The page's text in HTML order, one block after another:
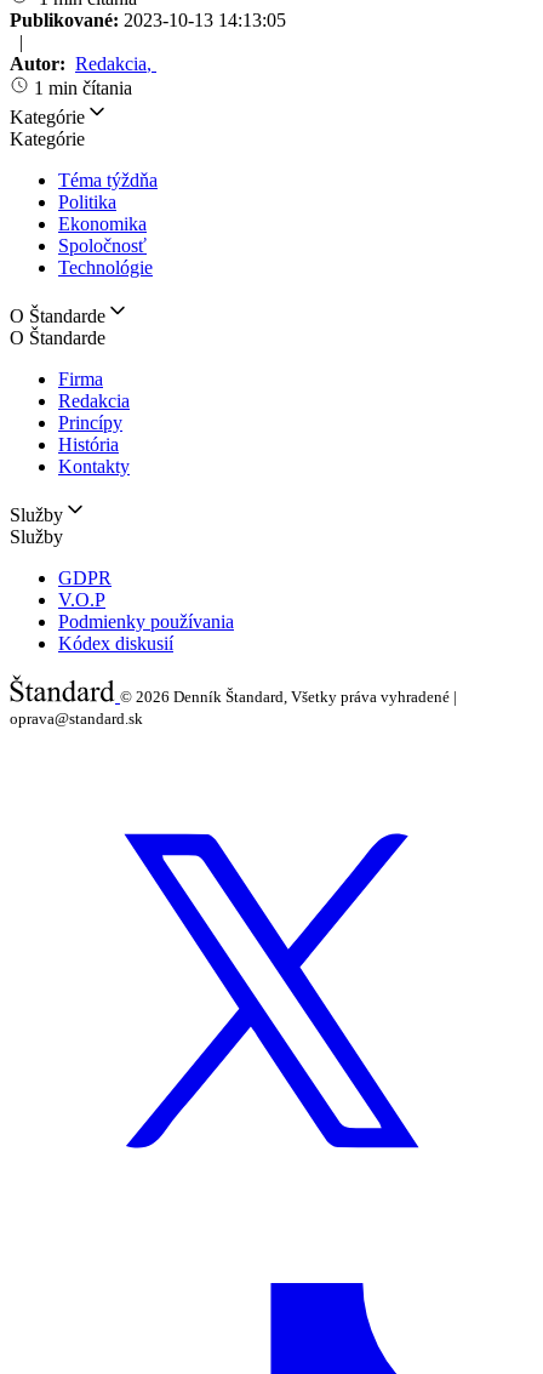
Publikované: 2023-10-13 14:13:05
|
Autor: Redakcia,
1 min čítania
Kategórie
Kategórie
Téma týždňa
Politika
Ekonomika
Spoločnosť
Technológie
O Štandarde
O Štandarde
Firma
Redakcia
Princípy
História
Kontakty
Služby
Služby
GDPR
V.O.P
Podmienky používania
Kódex diskusií
© 2026 Denník Štandard, Všetky práva vyhradené |
oprava@standard.sk